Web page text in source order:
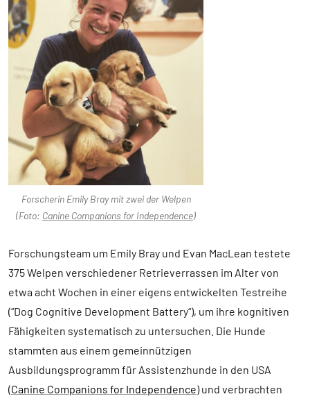
Forscherin Emily Bray mit zwei der Welpen
(Foto: Canine Companions for Independence)
Forschungsteam um Emily Bray und Evan MacLean testete
375 Welpen verschiedener Retrieverrassen im Alter von
etwa acht Wochen in einer eigens entwickelten Testreihe
(“Dog Cognitive Development Battery“), um ihre kognitiven
Fähigkeiten systematisch zu untersuchen. Die Hunde
stammten aus einem gemeinnützigen
Ausbildungsprogramm für Assistenzhunde in den USA
(Canine Companions for Independence) und verbrachten